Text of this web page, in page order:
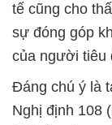
tế cũng cho
sự đóng góp
của người tiêu
Đáng chú ý là
Nghị định 108